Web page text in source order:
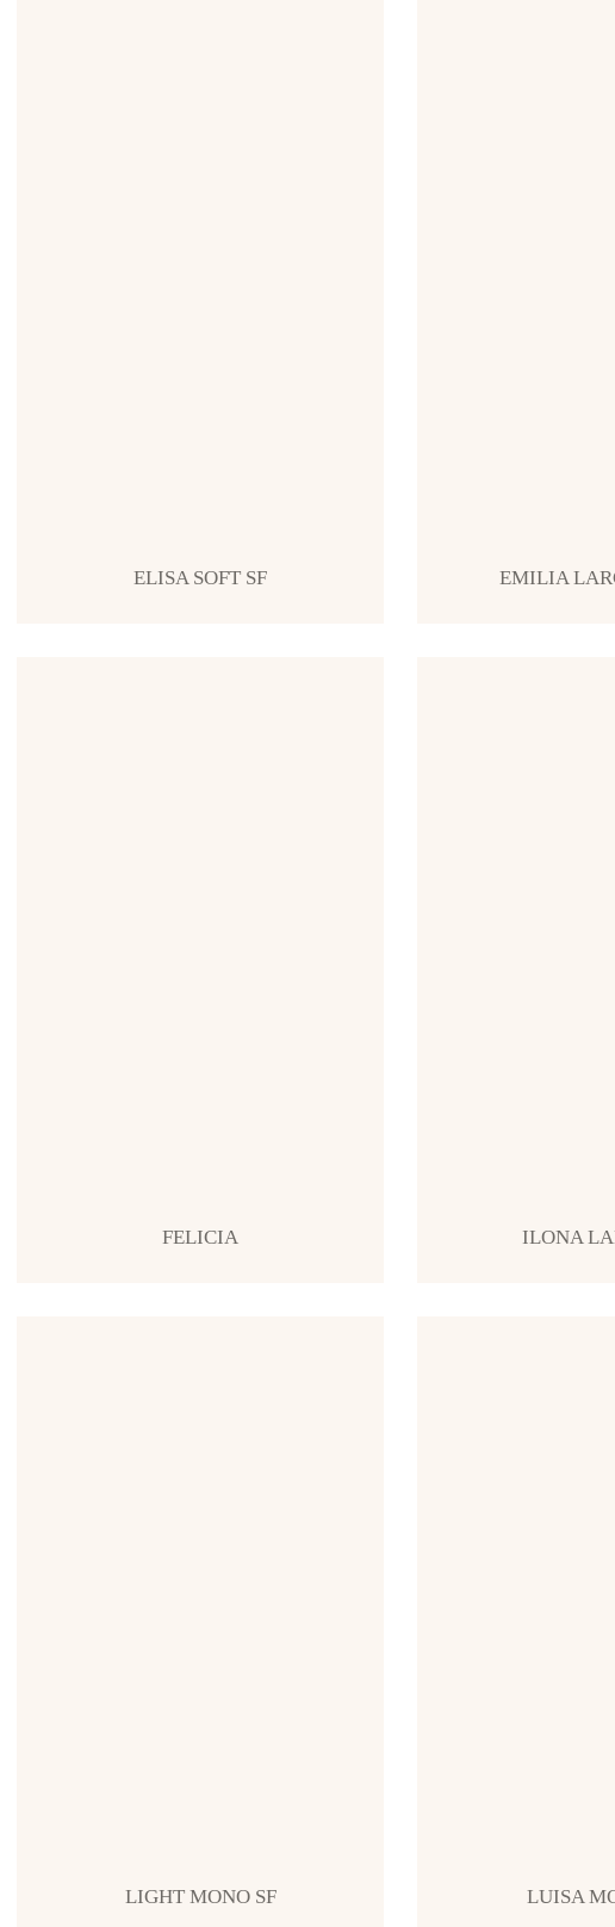
ELISA SOFT SF EMILIA
FELICIA ILONA
LIGHT MONO SF LUISA